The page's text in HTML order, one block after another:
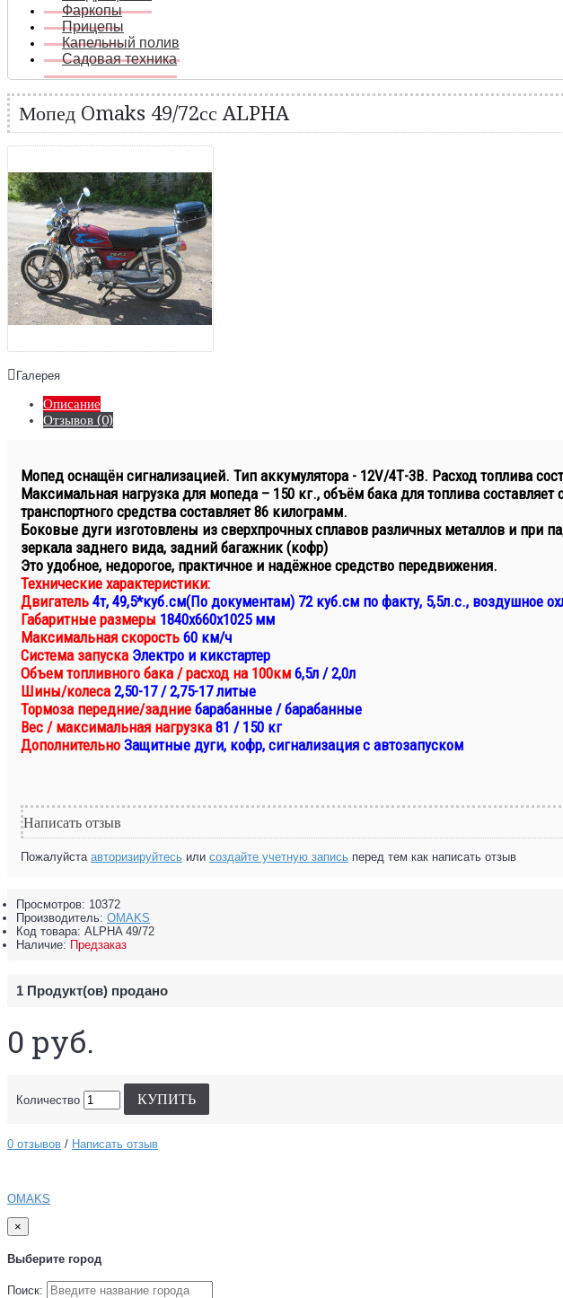
Фаркопы
Прицепы
Капельный полив
Садовая техника
Мопед Omaks 49/72сс ALPHA
Галерея
Описание
Отзывов (0)
Мопед оснащён сигнализацией. Тип аккумулятора - 12V/4Т-3В. Расход топлива
Максимальная нагрузка для мопеда – 150 кг., объём бака для топлива
транспортного средства составляет 86 килограмм.
Боковые дуги изготовлены из сверхпрочных сплавов различных металлов и
зеркала заднего вида, задний багажник (кофр)
Это удобное, недорогое, практичное и надёжное средство передвижения.
Технические характеристики:
Двигатель 4т, 49,5*куб.см(По документам) 72 куб.см по факту, 5,5л.с., воздушное
Габаритные размеры 1840х660х1025 мм
Максимальная скорость 60 км/ч
Система запуска Электро и кикстартер
Объем топливного бака / расход на 100км 6,5л / 2,0л
Шины/колеса 2,50-17 / 2,75-17 литые
Тормоза передние/задние барабанные / барабанные
Вес / максимальная нагрузка 81 / 150 кг
Дополнительно Защитные дуги, кофр, сигнализация с автозапуском
Написать отзыв
Пожалуйста авторизируйтесь или создайте учетную запись перед тем как написать отзыв
Просмотров: 10372
Производитель: OMAKS
Код товара: ALPHA 49/72
Наличие: Предзаказ
1 Продукт(ов) продано
0 руб.
Количество КУПИТЬ
0 отзывов / Написать отзыв
OMAKS
×
Выберите город
Поиск: